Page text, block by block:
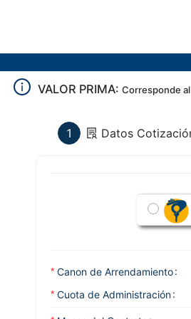
VALOR PRIMA: Corresponde
1 Datos
Canon de Arrendamiento
Cuota de Administración